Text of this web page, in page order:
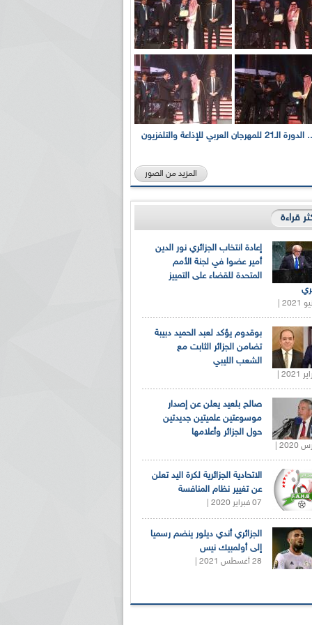
بالصور... الدورة الـ21 للمهرجان العربي للإذاعة والتلفزيون
المزيد من الصور
قراءة
إعادة انتخاب الجزائري نور الدين
أمير عضوا في لجنة الأمم
المتحدة للقضاء على التمييز
بوقدوم يؤكد لعبد الحميد دبيبة
تضامن الجزائر الثابت مع
الشعب الليبي
صالح بلعيد يعلن عن إصدار
موسوعتين علميتين جديدتين
حول الجزائر وأعلامها
الاتحادية الجزائرية لكرة اليد تعلن
عن تغيير نظام المنافسة
07 فبراير 2020 |
الجزائري أندي ديلور ينضم رسميا
إلى أولمبيك نيس
28 أغسطس 2021 |